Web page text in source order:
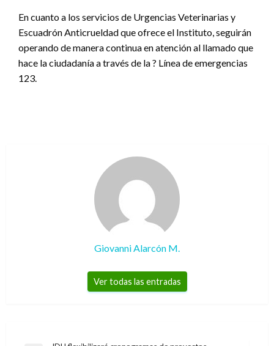
En cuanto a los servicios de Urgencias Veterinarias y
Escuadrón Anticrueldad que ofrece el Instituto, seguirán
operando de manera continua en atención al llamado que
hace la ciudadanía a través de la ? Línea de emergencias
123.
Giovanni Alarcón M.
Ver todas las entradas